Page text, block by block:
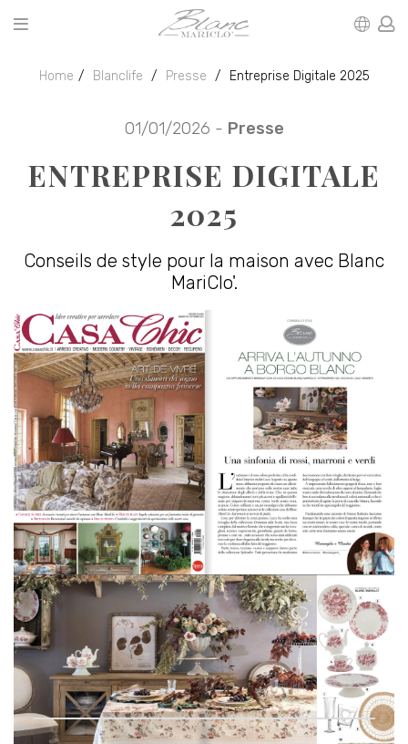
Home Blanclife Presse Entreprise Digitale 2025
01/01/2026 - Presse
ENTREPRISE DIGITALE
2025
Conseils de style pour la maison avec Blanc
MariClo'.